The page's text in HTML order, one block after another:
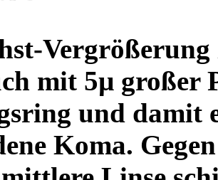
mit 5µ großer
und damit
Koma.